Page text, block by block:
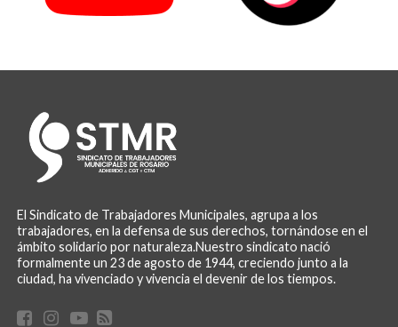
El Sindicato de Trabajadores Municipales, agrupa a los
trabajadores, en la defensa de sus derechos, tornándose en el
ámbito solidario por naturaleza.Nuestro sindicato nació
formalmente un 23 de agosto de 1944, creciendo junto a la
ciudad, ha vivenciado y vivencia el devenir de los tiempos.